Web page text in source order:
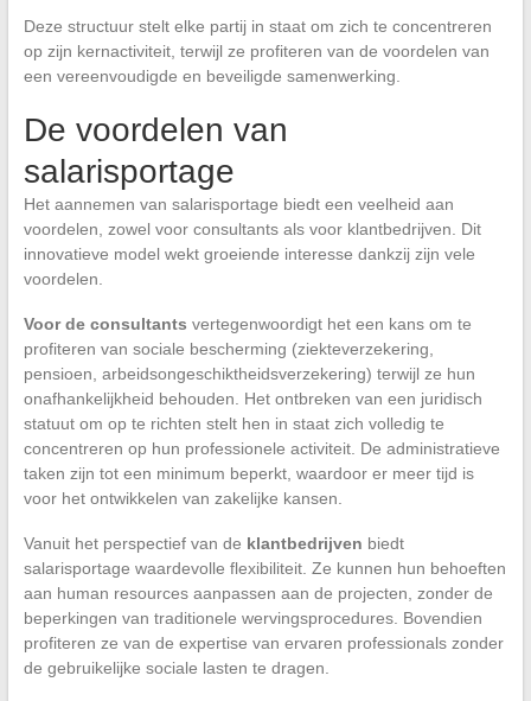
Deze structuur stelt elke partij in staat om zich te concentreren
op zijn kernactiviteit, terwijl ze profiteren van de voordelen van
een vereenvoudigde en beveiligde samenwerking.
De voordelen van
salarisportage
Het aannemen van salarisportage biedt een veelheid aan
voordelen, zowel voor consultants als voor klantbedrijven. Dit
innovatieve model wekt groeiende interesse dankzij zijn vele
voordelen.
Voor de consultants vertegenwoordigt het een kans om te
profiteren van sociale bescherming (ziekteverzekering,
pensioen, arbeidsongeschiktheidsverzekering) terwijl ze hun
onafhankelijkheid behouden. Het ontbreken van een juridisch
statuut om op te richten stelt hen in staat zich volledig te
concentreren op hun professionele activiteit. De administratieve
taken zijn tot een minimum beperkt, waardoor er meer tijd is
voor het ontwikkelen van zakelijke kansen.
Vanuit het perspectief van de klantbedrijven biedt
salarisportage waardevolle flexibiliteit. Ze kunnen hun behoeften
aan human resources aanpassen aan de projecten, zonder de
beperkingen van traditionele wervingsprocedures. Bovendien
profiteren ze van de expertise van ervaren professionals zonder
de gebruikelijke sociale lasten te dragen.